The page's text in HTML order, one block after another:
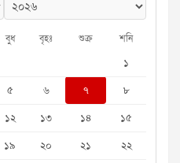
বুধ বৃহঃ শুক্র শনি
১
৫ ৬ ৭
৮
১২ ১৩ ১৪
১৫
১৯ ২০ ২১ ২২